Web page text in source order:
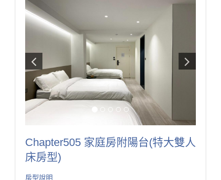
是家庭或小組旅行的好選擇！
Chapter505 家庭房附陽台(特大雙人
床房型)
房型說明